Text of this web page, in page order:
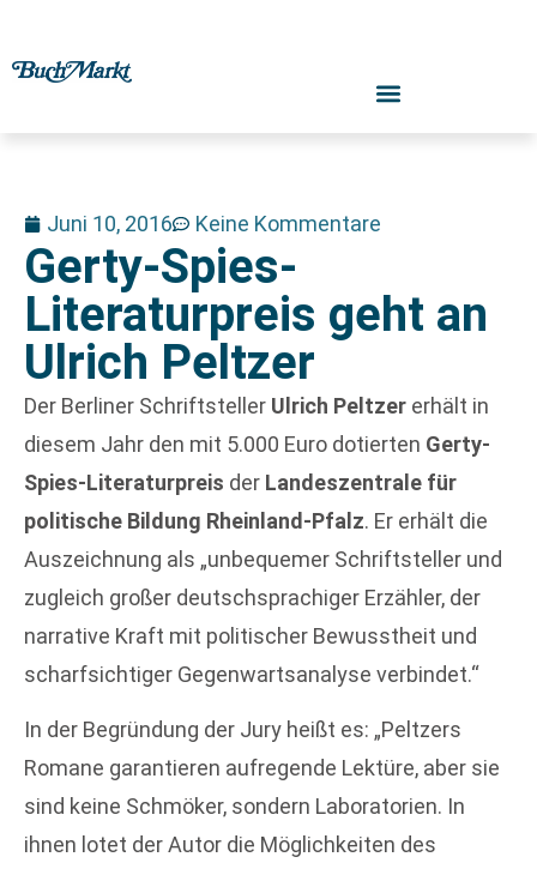
Juni 10, 2016 Keine Kommentare
Gerty-Spies-
Literaturpreis geht an
Ulrich Peltzer
Der Berliner Schriftsteller Ulrich Peltzer erhält in
diesem Jahr den mit 5.000 Euro dotierten Gerty-
Spies-Literaturpreis der Landeszentrale für
politische Bildung Rheinland-Pfalz. Er erhält die
Auszeichnung als „unbequemer Schriftsteller und
zugleich großer deutschsprachiger Erzähler, der
narrative Kraft mit politischer Bewusstheit und
scharfsichtiger Gegenwartsanalyse verbindet.“
In der Begründung der Jury heißt es: „Peltzers
Romane garantieren aufregende Lektüre, aber sie
sind keine Schmöker, sondern Laboratorien. In
ihnen lotet der Autor die Möglichkeiten des